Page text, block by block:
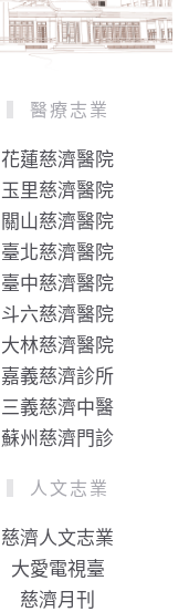
醫療志業
花蓮慈濟醫院
玉里慈濟醫院
關山慈濟醫院
臺北慈濟醫院
臺中慈濟醫院
斗六慈濟醫院
大林慈濟醫院
嘉義慈濟診所
三義慈濟中醫
蘇州慈濟門診
人文志業
慈濟人文志業
大愛電視臺
慈濟月刊